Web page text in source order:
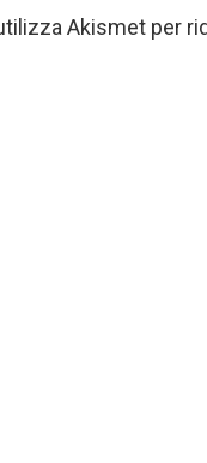
Akismet per